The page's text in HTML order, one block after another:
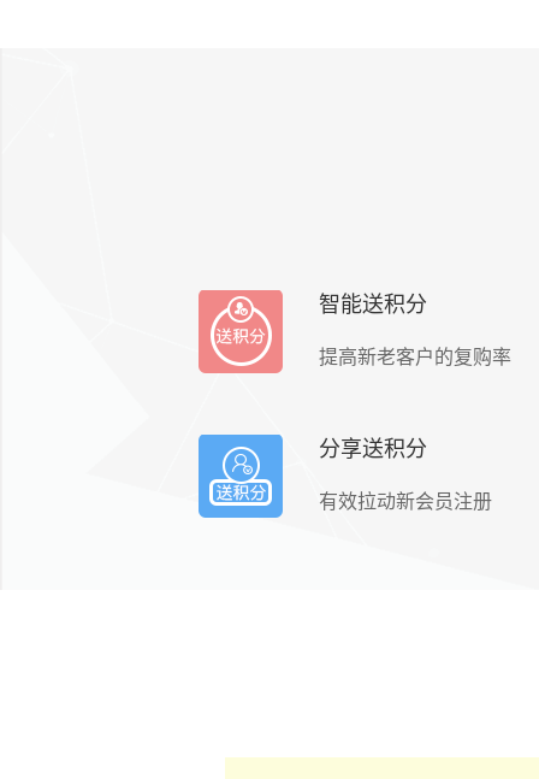
智能送积分
提高新老客户的复购率
分享送积分
有效拉动新会员注册